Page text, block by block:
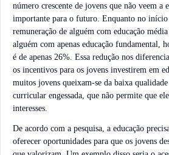
número crescente de jovens que não veem a
importante para o futuro. Enquanto no
remuneração de alguém com educação
alguém com apenas educação fundamental,
é de apenas 26%. Essa redução nos
os incentivos para os jovens investirem em
muitos jovens queixam-se da baixa
curricular engessada, que não permite que
interesses.
De acordo com a pesquisa, a educação
oferecer oportunidades para que os jovens